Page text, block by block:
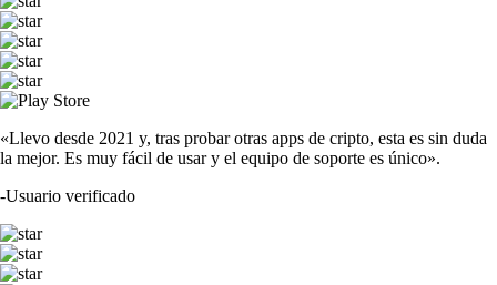
«Llevo desde 2021 y, tras probar otras apps de cripto, esta es sin duda
la mejor. Es muy fácil de usar y el equipo de soporte es único».
-Usuario verificado